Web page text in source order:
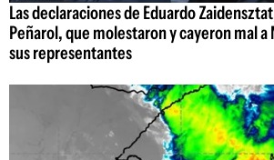
Las declaraciones de Eduardo
Peñarol, que molestaron y cayeron mal a
sus representantes